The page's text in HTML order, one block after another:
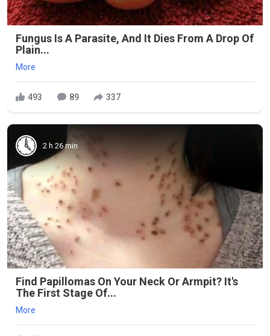
Fungus Is A Parasite, And It Dies From A Drop Of
Plain...
More
493 89 337
2 h 26 min
Find Papillomas On Your Neck Or Armpit? It's
The First Stage Of...
More